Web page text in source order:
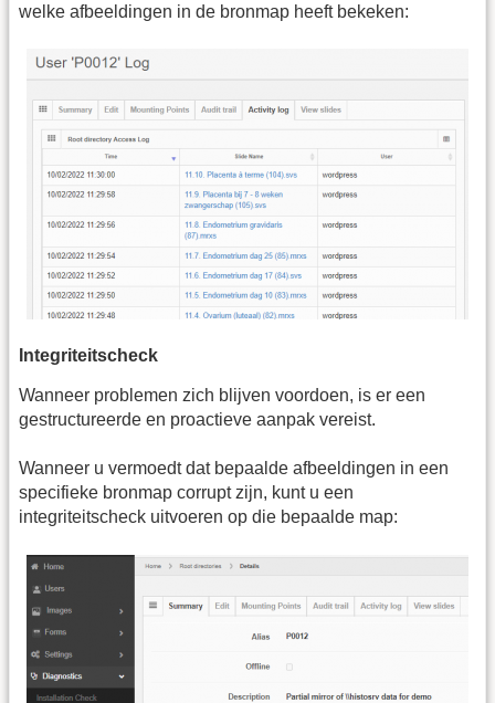
welke afbeeldingen in de bronmap heeft bekeken:
Integriteitscheck
Wanneer problemen zich blijven voordoen, is er een
gestructureerde en proactieve aanpak vereist.
Wanneer u vermoedt dat bepaalde afbeeldingen in een
specifieke bronmap corrupt zijn, kunt u een
integriteitscheck uitvoeren op die bepaalde map: